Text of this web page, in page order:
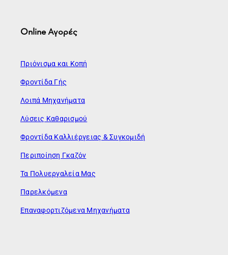
Online Αγορές
Πριόνισμα και Κοπή
Φροντίδα Γής
Λοιπά Μηχανήματα
Λύσεις Καθαρισμού
Φροντίδα Καλλιέργειας & Συγκομιδή
Περιποίηση Γκαζόν
Τα Πολυεργαλεία Μας
Παρελκόμενα
Επαναφορτιζόμενα Μηχανήματα